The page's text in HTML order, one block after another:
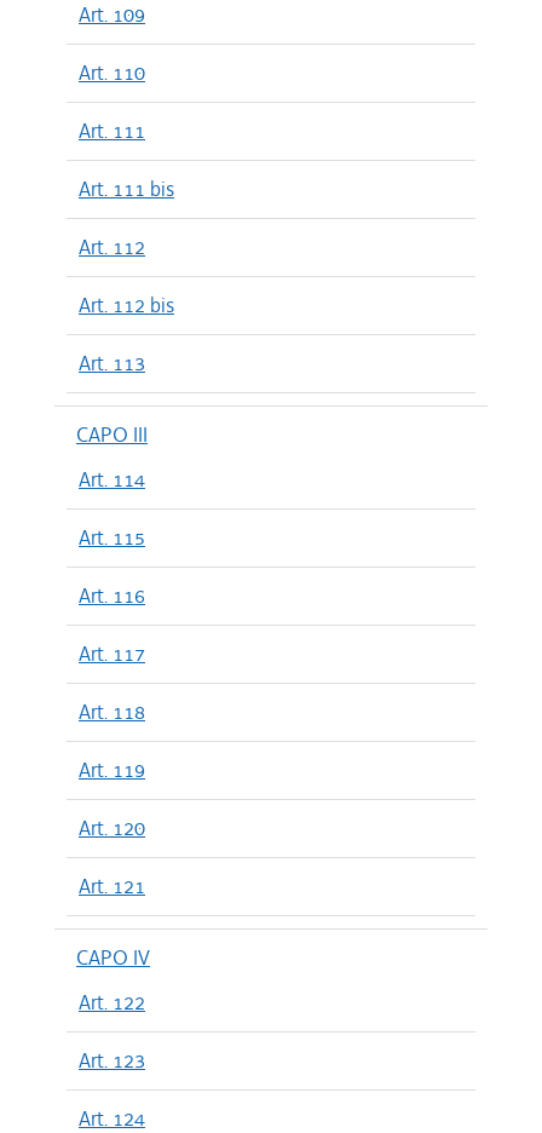
Art. 109
Art. 110
Art. 111
Art. 111 bis
Art. 112
Art. 112 bis
Art. 113
CAPO III
Art. 114
Art. 115
Art. 116
Art. 117
Art. 118
Art. 119
Art. 120
Art. 121
CAPO IV
Art. 122
Art. 123
Art. 124